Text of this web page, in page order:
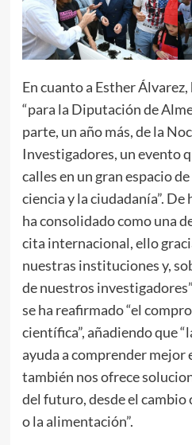
En cuanto a Esther
“para la Diputación de
parte, un año más, de la
Investigadores, un evento
calles en un gran espacio
ciencia y la ciudadanía”. De
ha consolidado como una
cita internacional, ello
nuestras instituciones y,
de nuestros
se ha reafirmado “el
científica”, añadiendo que
ayuda a comprender mejor
también nos ofrece
del futuro, desde el
o la alimentación”.